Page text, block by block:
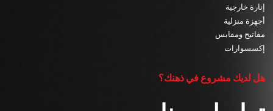
إنارة خارجية
أجهزة منزلية
مفاتيح ومقابس
إكسسوارات
هل لديك مشروع في ذهنك؟